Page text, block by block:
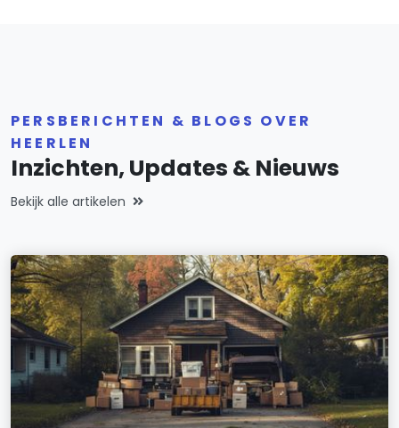
PERSBERICHTEN & BLOGS OVER
HEERLEN
Inzichten, Updates & Nieuws
Bekijk alle artikelen